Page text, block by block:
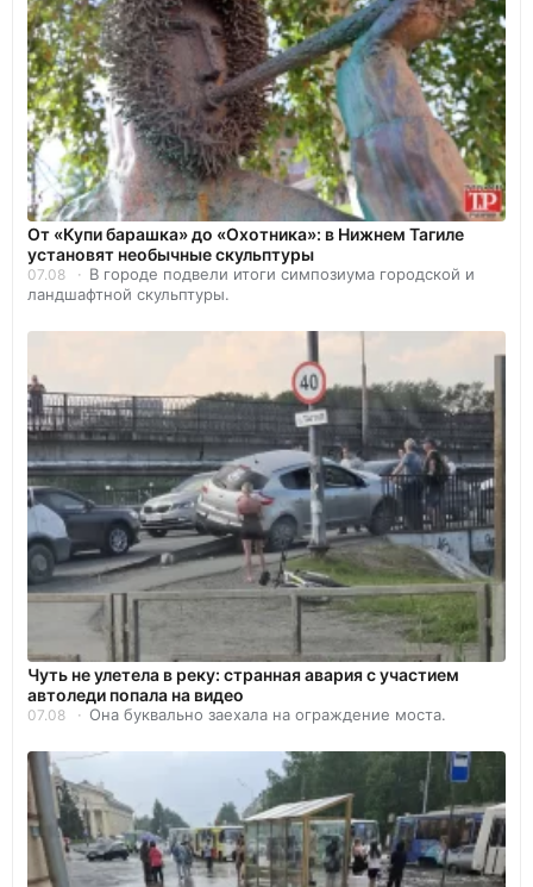
От «Купи барашка» до «Охотника»: в Нижнем Тагиле
установят необычные скульптуры
07.08
В городе подвели итоги симпозиума городской и
ландшафтной скульптуры.
Чуть не улетела в реку: странная авария с участием
автоледи попала на видео
07.08 Она буквально заехала на ограждение моста.